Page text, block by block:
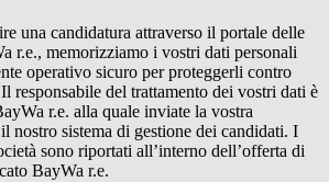
una candidatura attraverso il portale delle
r.e., memorizziamo i vostri dati personali
operativo sicuro per proteggerli contro
responsabile del trattamento dei vostri dati è
r.e. alla quale inviate la vostra
nostro sistema di gestione dei candidati. I
sono riportati all’interno dell’offerta di
BayWa r.e.